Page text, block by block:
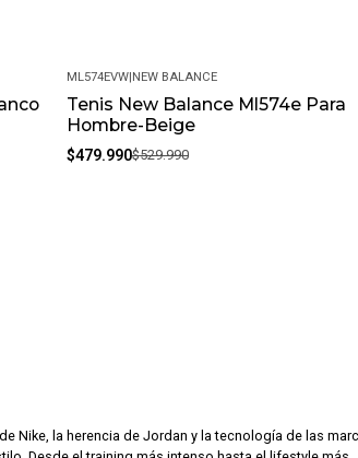
-9%
ML574EVW|NEW BALANCE
Tenis New Balance Ml574e Para
Hombre-Beige
$479.990$529.990
Nike, la herencia de Jordan y la tecnología de las